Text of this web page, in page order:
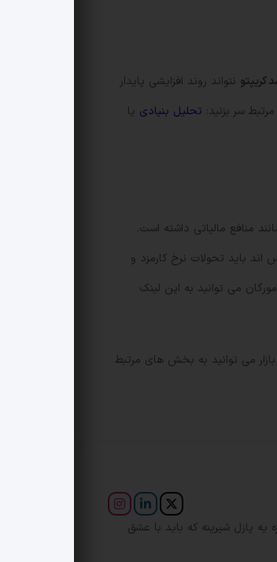
کریپتو نتواند روند افزایشی پایدار
سر بزنید: تحلیل بنیادی یا
منافع مالیاتی داشته است.
اند باید تحولات نرخ کارمزد و
می توانید به این لینک
می توانید به بخش های مرتبط
یه پازل شیرینه که باید با عشق